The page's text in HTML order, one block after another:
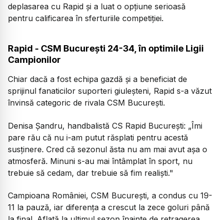
deplasarea cu Rapid și a luat o opțiune serioasă
pentru calificarea în sferturiile competiției.
Rapid - CSM București 24-34, în optimile Ligii
Campionilor
Chiar dacă a fost echipa gazdă și a beneficiat de
sprijinul fanaticilor suporteri giuleșteni, Rapid s-a văzut
învinsă categoric de rivala CSM București.
Denisa Șandru, handbalistă CS Rapid București: „Îmi
pare rău că nu i-am putut răsplati pentru acestă
susținere. Cred că sezonul ăsta nu am mai avut așa o
atmosferă. Minuni s-au mai întâmplat în sport, nu
trebuie să cedam, dar trebuie să fim realiști."
Campioana României, CSM București, a condus cu 19-
11 la pauză, iar diferența a crescut la zece goluri până